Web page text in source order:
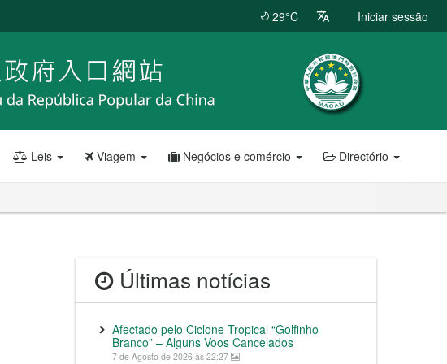
29°C Iniciar sessão
Leis Viagem Negócios e comércio Directório
Últimas notícias
Afectado pelo Ciclone Tropical “Golfinho
Branco” – Alguns Voos Cancelados
7 de Agosto de 2026 às 22:27